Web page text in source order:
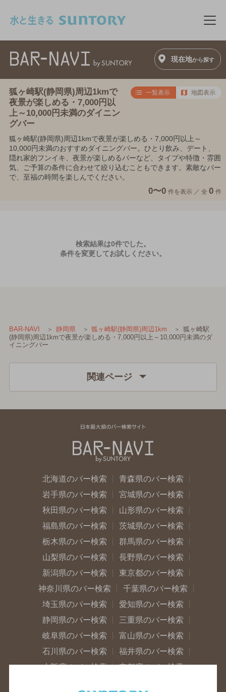
メ
現在地から探す
狐ヶ崎駅(静岡県)周辺1kmで
夜景が楽しめる・7,000円以
上～10,000円未満のダイニン
グバー
一覧表示 地図表示
狐ヶ崎駅(静岡県)周辺1kmで夜景が楽しめる・7,000円以上～
10,000円未満のおすすめダイニングバー。ひとり飲み、デート、
隠れ家的フンイキ、夜景が楽しめるバーなど、タイプや特徴・雰囲
気、ご予算の条件に合わせて絞り込むこともできます。素敵なバー
で、至福の時間を楽しんでください。
0〜0 件を表示 ／ 全 0 件
検索結果は0件でした。
条件を変更してお試しください。
BAR-NAVI 静岡県 狐ヶ崎駅(静岡県)周辺1km
狐ヶ崎駅
(静岡県)周辺1kmで夜景が楽しめる・7,000円以上～10,000円未満のダ
イニングバー
関連ページ
北海道のバー検索
青森県のバー検索
岩手県のバー検索
宮城県のバー検索
秋田県のバー検索
山形県のバー検索
福島県のバー検索
茨城県のバー検索
栃木県のバー検索
群馬県のバー検索
山梨県のバー検索
長野県のバー検索
新潟県のバー検索
東京都のバー検索
神奈川県のバー検索
千葉県のバー検索
埼玉県のバー検索
愛知県のバー検索
静岡県のバー検索
三重県のバー検索
岐阜県のバー検索
富山県のバー検索
石川県のバー検索
福井県のバー検索
大阪府のバー検索
京都府のバー検索